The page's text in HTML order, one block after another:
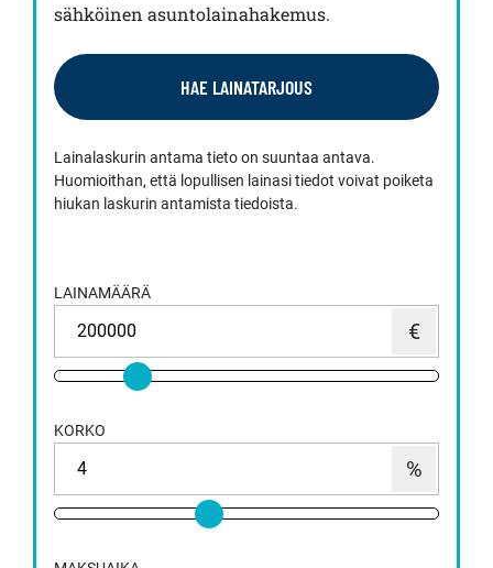
sähköinen asuntolainahakemus.
HAE LAINATARJOUS
Lainalaskurin antama tieto on suuntaa antava.
Huomioithan, että lopullisen lainasi tiedot voivat poiketa
hiukan laskurin antamista tiedoista.
LAINAMÄÄRÄ
KORKO